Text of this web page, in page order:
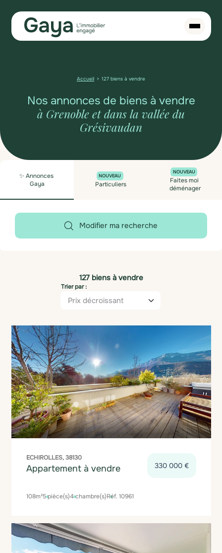
Accueil 127 biens à vendre
Nos annonces de biens à vendre
à Grenoble et dans la vallée du
Grésivaudan
✨ Annonces
Gaya
NOUVEAU
Particuliers
NOUVEAU
Faites moi
déménager
Modifier ma recherche
127 biens à vendre
Trier par :
ECHIROLLES, 38130
Appartement à vendre 330 000 €
108m²5 pièce(s)4 chambre(s)Réf. 10961